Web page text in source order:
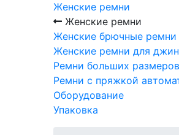
Женские ремни
Женские ремни
Женские брючные ремни
Женские ремни для
Ремни больших размеров
Ремни с пряжкой
Оборудование
Упаковка